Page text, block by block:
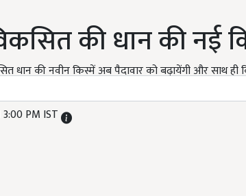
की धान की नई
धान की नवीन किस्में अब पैदावार को बढ़ायेंगी और साथ ही
PM IST